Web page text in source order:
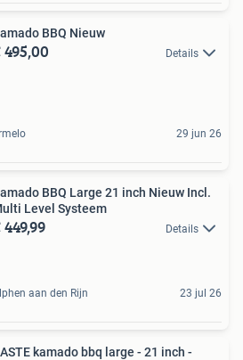
BBQ Nieuw
Details
29 jun 26
BBQ Large 21 inch Nieuw Incl.
Level Systeem
Details
aan den Rijn 23 jul 26
kamado bbq large - 21 inch -